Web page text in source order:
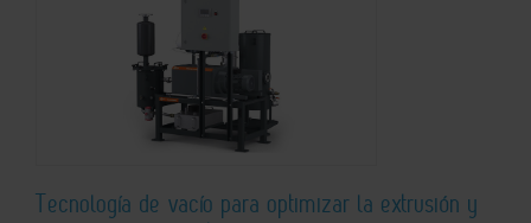
Tecnología de vacío para optimizar la extrusión y